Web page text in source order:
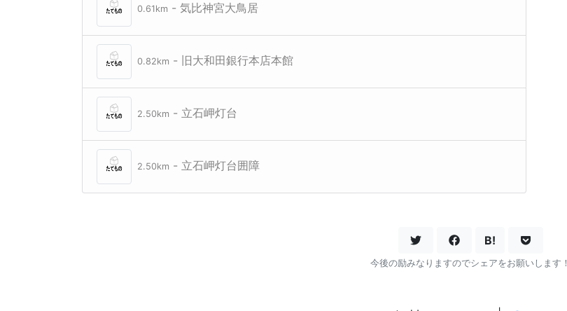
0.61km - 気比神宮大鳥居
0.82km - 旧大和田銀行本店本館
2.50km - 立石岬灯台
2.50km - 立石岬灯台囲障
B!
今後の励みなりますのでシェアをお願いします！